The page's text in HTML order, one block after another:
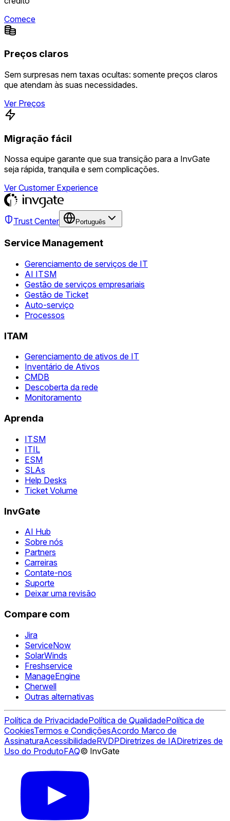
Comece
Preços claros
Sem surpresas nem taxas ocultas: somente preços claros
que atendam às suas necessidades.
Ver Preços
Migração fácil
Nossa equipe garante que sua transição para a InvGate
seja rápida, tranquila e sem complicações.
Ver Customer Experience
Trust Center Português
Service Management
Gerenciamento de serviços de IT
AI ITSM
Gestão de serviços empresariais
Gestão de Ticket
Auto-serviço
Processos
ITAM
Gerenciamento de ativos de IT
Inventário de Ativos
CMDB
Descoberta da rede
Monitoramento
Aprenda
ITSM
ITIL
ESM
SLAs
Help Desks
Ticket Volume
InvGate
AI Hub
Sobre nós
Partners
Carreiras
Contate-nos
Suporte
Deixar uma revisão
Compare com
Jira
ServiceNow
SolarWinds
Freshservice
ManageEngine
Cherwell
Outras alternativas
Política de PrivacidadePolítica de QualidadePolítica de
CookiesTermos e CondiçõesAcordo Marco de
AssinaturaAcessibilidadeRVDPDiretrizes de IADiretrizes de
Uso do ProdutoFAQ© InvGate